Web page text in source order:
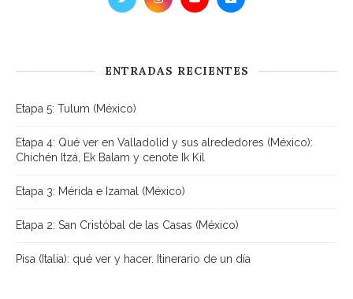
ENTRADAS RECIENTES
Etapa 5: Tulum (México)
Etapa 4: Qué ver en Valladolid y sus alrededores (México):
Chichén Itzá, Ek Balam y cenote Ik Kil
Etapa 3: Mérida e Izamal (México)
Etapa 2: San Cristóbal de las Casas (México)
Pisa (Italia): qué ver y hacer. Itinerario de un día